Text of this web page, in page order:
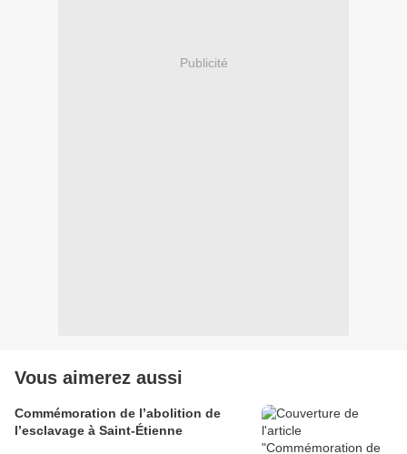
Publicité
Vous aimerez aussi
Commémoration de l’abolition de
l’esclavage à Saint-Étienne